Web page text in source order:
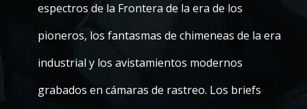
espectros de la Frontera de la era de los
pioneros, los fantasmas de chimeneas de la era
industrial y los avistamientos modernos
grabados en cámaras de rastreo. Los briefs